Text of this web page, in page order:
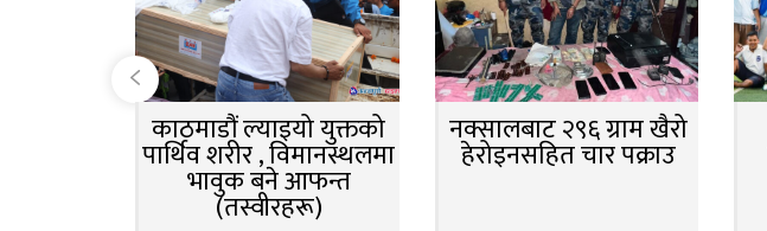
काठमाडौं ल्याइयो युक्तको
पार्थिव शरीर , विमानस्थलमा
भावुक बने आफन्त
(तस्वीरहरू)
नक्सालबाट २९६ ग्राम खैरो
हेरोइनसहित चार पक्राउ